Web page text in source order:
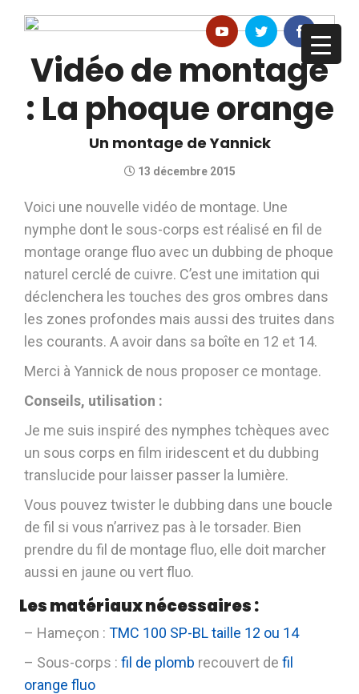
Vidéo de montage
: La phoque orange
Un montage de Yannick
13 décembre 2015
Voici une nouvelle vidéo de montage. Une
nymphe dont le sous-corps est réalisé en fil de
montage orange fluo avec un dubbing de phoque
naturel cerclé de cuivre. C’est une imitation qui
déclenchera les touches des gros ombres dans
les zones profondes mais aussi des truites dans
les courants. A avoir dans sa boîte en 12 et 14.
Merci à Yannick de nous proposer ce montage.
Conseils, utilisation :
Je me suis inspiré des nymphes tchèques avec
un sous corps en film iridescent et du dubbing
translucide pour laisser passer la lumière.
Vous pouvez twister le dubbing dans une boucle
de fil si vous n’arrivez pas à le torsader. Bien
prendre du fil de montage fluo, elle doit marcher
aussi en jaune ou vert fluo.
Les matériaux nécessaires :
– Hameçon : TMC 100 SP-BL taille 12 ou 14
– Sous-corps : fil de plomb recouvert de fil
orange fluo